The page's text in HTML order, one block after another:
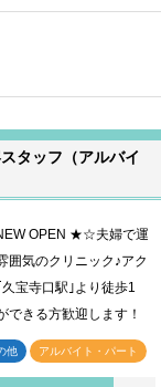
タッフ（アルバイ
OPEN ★☆夫婦で運
囲気のクリニック♪アク
宝寺口駅｣より徒歩1
できる方歓迎します！
他 アルバイト・パート